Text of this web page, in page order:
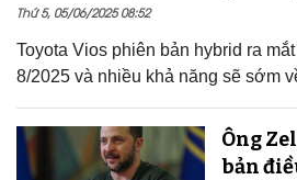
Thứ 5, 05/06/2025 08:52
Toyota Vios phiên bản hybrid ra
8/2025 và nhiều khả năng sẽ sớm
Ông
bản